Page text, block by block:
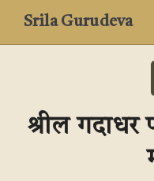
Srila Gurudeva
श्रील गदाधर